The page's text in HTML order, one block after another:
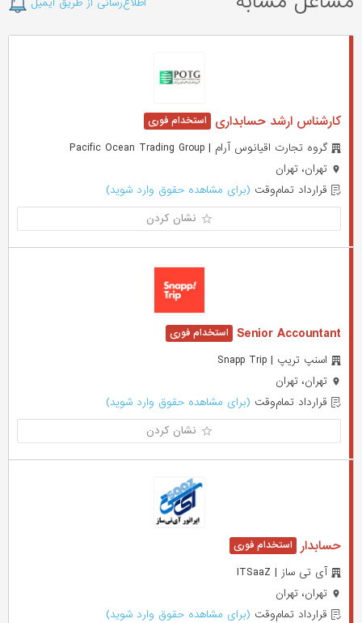
کارشناس ارشد حسابداری
گروه تجارت اقیانوس آرام | Pacific Ocean Trading Group
تهران، تهران
قرارداد تمام‌وقت (برای مشاهده حقوق وارد شوید)
نشان کردن
Senior Accountant
اسنپ تریپ | Snapp Trip
تهران، تهران
قرارداد تمام‌وقت (برای مشاهده حقوق وارد شوید)
نشان کردن
حسابدار
آی تی ساز | ITSaaZ
تهران، تهران
قرارداد تمام‌وقت (برای مشاهده حقوق وارد شوید)